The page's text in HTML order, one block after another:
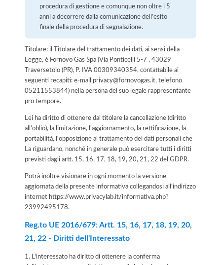
procedura di gestione e comunque non oltre i 5
anni a decorrere dalla comunicazione dell’esito
finale della procedura di segnalazione.
Titolare: il Titolare del trattamento dei dati, ai sensi della
Legge, è Fornovo Gas Spa (Via Ponticelli 5-7 , 43029
Traversetolo (PR), P. IVA 00309340354, contattabile ai
seguenti recapiti: e-mail privacy@fornovogas.it, telefono
05211553844) nella persona del suo legale rappresentante
pro tempore.
Lei ha diritto di ottenere dal titolare la cancellazione (diritto
all'oblio), la limitazione, l'aggiornamento, la rettificazione, la
portabilità, l'opposizione al trattamento dei dati personali che
La riguardano, nonché in generale può esercitare tutti i diritti
previsti dagli artt. 15, 16, 17, 18, 19, 20, 21, 22 del GDPR.
Potrà inoltre visionare in ogni momento la versione
aggiornata della presente informativa collegandosi all'indirizzo
internet https://www.privacylab.it/informativa.php?
23992495178.
Reg.to UE 2016/679: Artt. 15, 16, 17, 18, 19, 20,
21, 22 - Diritti dell'Interessato
1. L'interessato ha diritto di ottenere la conferma